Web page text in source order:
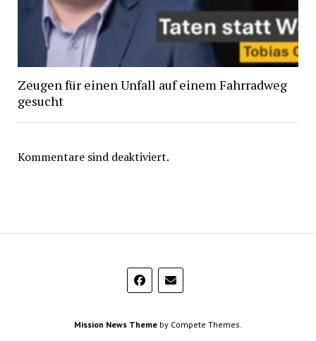
Zeugen für einen Unfall auf einem Fahrradweg
gesucht
Kommentare sind deaktiviert.
Mission News Theme by Compete Themes.